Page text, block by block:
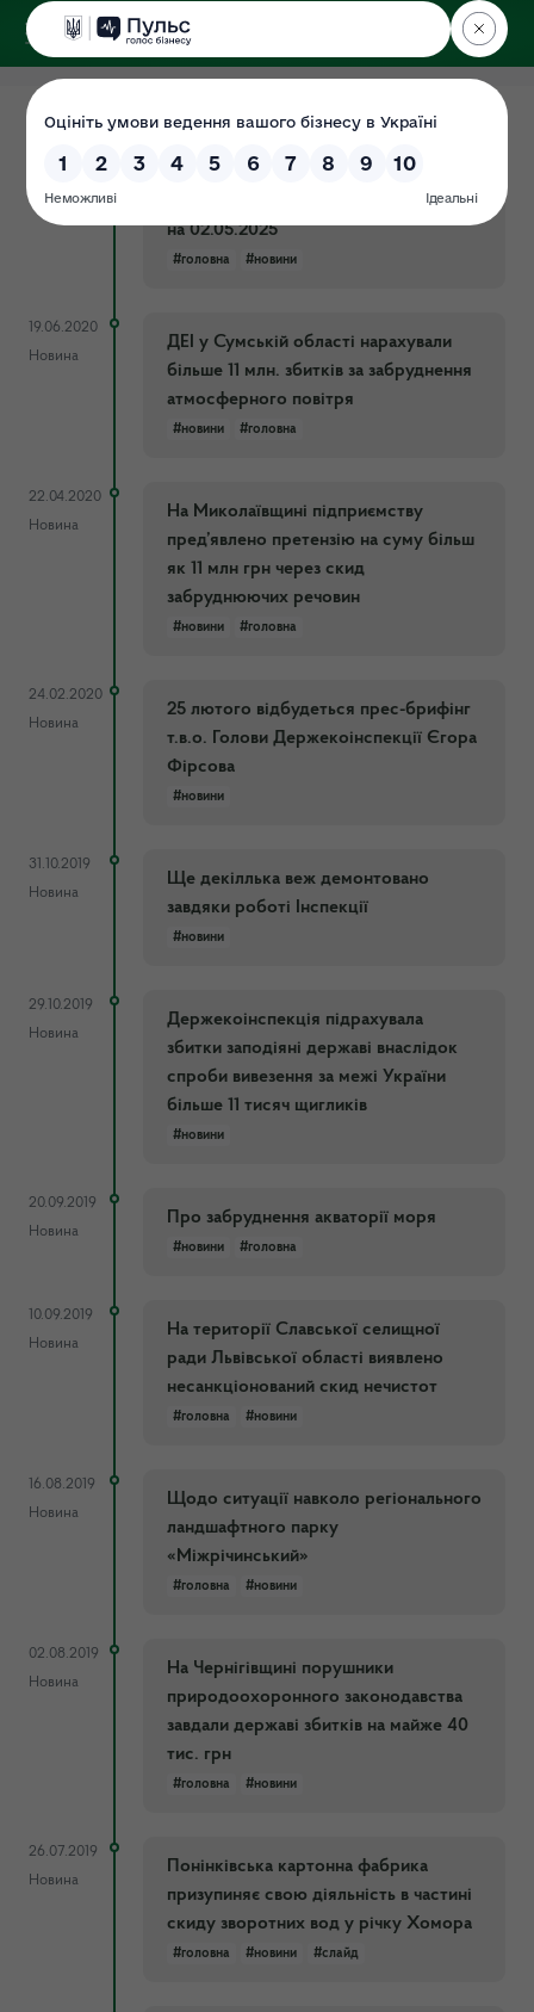
ДЕРЖЕКОІНСПЕКЦІЯ
06.05.2025
Новина
про збитки, завдані довкіллю
внаслідок збройної агресії рф станом
на 02.05.2025
#головна #новини
19.06.2020
Новина
ДЕІ у Сумській області нарахували
більше 11 млн. збитків за забруднення
атмосферного повітря
#новини #головна
22.04.2020
Новина
На Миколаївщині підприємству
пред’явлено претензію на суму більш
як 11 млн грн через скид
забруднюючих речовин
#новини #головна
24.02.2020
Новина
25 лютого відбудеться прес-брифінг
т.в.о. Голови Держекоінспекції Єгора
Фірсова
#новини
31.10.2019
Новина
Ще декіллька веж демонтовано
завдяки роботі Інспекції
#новини
29.10.2019
Новина
Держекоінспекція підрахувала
збитки заподіяні державі внаслідок
спроби вивезення за межі України
більше 11 тисяч щигликів
#новини
20.09.2019
Новина
Про забруднення акваторії моря
#новини #головна
10.09.2019
Новина
На території Славської селищної
ради Львівської області виявлено
несанкціонований скид нечистот
#головна #новини
16.08.2019
Новина
Щодо ситуації навколо регіонального
ландшафтного парку
«Міжрічинський»
#головна #новини
02.08.2019
Новина
На Чернігівщині порушники
природоохоронного законодавства
завдали державі збитків на майже 40
тис. грн
#головна #новини
26.07.2019
Новина
Понінківська картонна фабрика
призупиняє свою діяльність в частині
скиду зворотних вод у річку Хомора
#головна #новини #слайд